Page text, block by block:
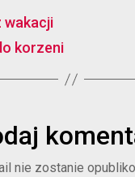
wakacji
korzeni
nie zostanie